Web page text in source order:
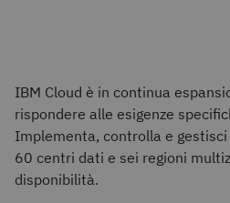
IBM Cloud è in continua
rispondere alle esigenze
Implementa, controlla e
60 centri dati e sei regioni
disponibilità.